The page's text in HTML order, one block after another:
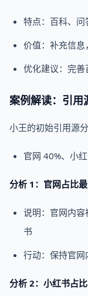
特点：百科、
价值：补充信
优化建议：完
案例解读：引用
小王的初始引用源分
官网 40%、小
分析 1：官网占比
说明：官网内
书
行动：保持官
分析 2：小红书占